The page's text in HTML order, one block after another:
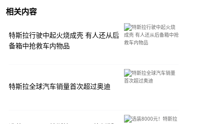
相关内容
特斯拉行驶中起火烧成壳 有人还从后
备箱中抢救车内物品
特斯拉全球汽车销量首次超过奥迪